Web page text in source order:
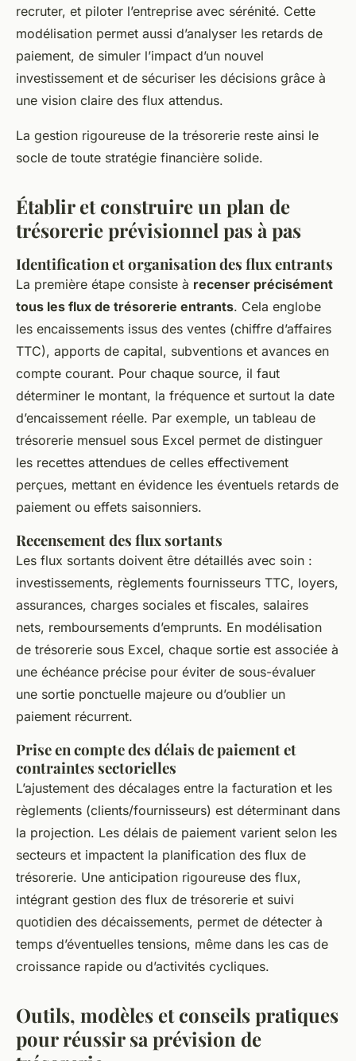
recruter, et piloter l’entreprise avec sérénité. Cette
modélisation permet aussi d’analyser les retards de
paiement, de simuler l’impact d’un nouvel
investissement et de sécuriser les décisions grâce à
une vision claire des flux attendus.
La gestion rigoureuse de la trésorerie reste ainsi le
socle de toute stratégie financière solide.
Établir et construire un plan de
trésorerie prévisionnel pas à pas
Identification et organisation des flux entrants
La première étape consiste à recenser précisément
tous les flux de trésorerie entrants. Cela englobe
les encaissements issus des ventes (chiffre d’affaires
TTC), apports de capital, subventions et avances en
compte courant. Pour chaque source, il faut
déterminer le montant, la fréquence et surtout la date
d’encaissement réelle. Par exemple, un tableau de
trésorerie mensuel sous Excel permet de distinguer
les recettes attendues de celles effectivement
perçues, mettant en évidence les éventuels retards de
paiement ou effets saisonniers.
Recensement des flux sortants
Les flux sortants doivent être détaillés avec soin :
investissements, règlements fournisseurs TTC, loyers,
assurances, charges sociales et fiscales, salaires
nets, remboursements d’emprunts. En modélisation
de trésorerie sous Excel, chaque sortie est associée à
une échéance précise pour éviter de sous-évaluer
une sortie ponctuelle majeure ou d’oublier un
paiement récurrent.
Prise en compte des délais de paiement et
contraintes sectorielles
L’ajustement des décalages entre la facturation et les
règlements (clients/fournisseurs) est déterminant dans
la projection. Les délais de paiement varient selon les
secteurs et impactent la planification des flux de
trésorerie. Une anticipation rigoureuse des flux,
intégrant gestion des flux de trésorerie et suivi
quotidien des décaissements, permet de détecter à
temps d’éventuelles tensions, même dans les cas de
croissance rapide ou d’activités cycliques.
Outils, modèles et conseils pratiques
pour réussir sa prévision de